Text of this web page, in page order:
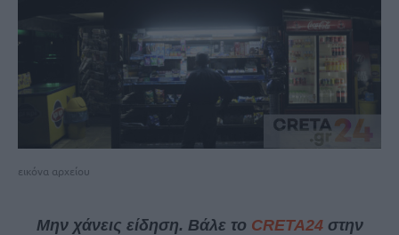
εικόνα αρχείου
Μην χάνεις είδηση. Βάλε το CRETA24στην